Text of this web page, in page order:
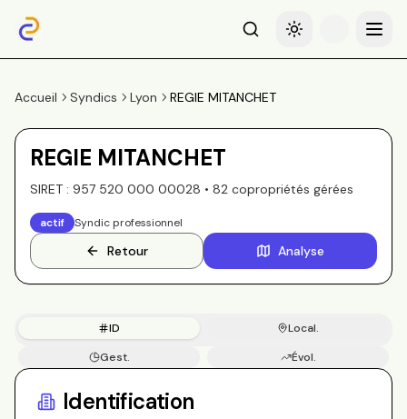
RechercheBasculer le thème
Menu
Accueil Syndics Lyon REGIE MITANCHET
REGIE MITANCHET
SIRET : 957 520 000 00028 • 82 copropriétés gérées
actif Syndic professionnel
Retour Analyse
ID
Local.
Gest.
Évol.
Identification